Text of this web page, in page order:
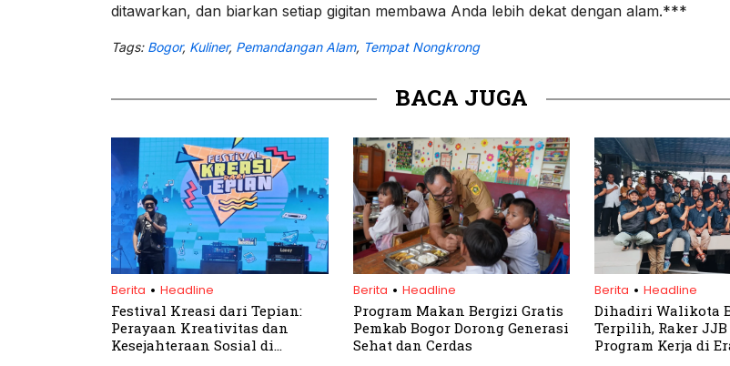
ditawarkan, dan biarkan setiap gigitan membawa Anda lebih dekat dengan alam.***
Tags: Bogor, Kuliner, Pemandangan Alam, Tempat Nongkrong
BACA JUGA
Berita . Headline
Festival Kreasi dari Tepian:
Perayaan Kreativitas dan
Kesejahteraan Sosial di
Berita . Headline
Program Makan Bergizi Gratis
Pemkab Bogor Dorong Generasi
Sehat dan Cerdas
Berita . Headline
Dihadiri Walikota
Terpilih, Raker JJB
Program Kerja di